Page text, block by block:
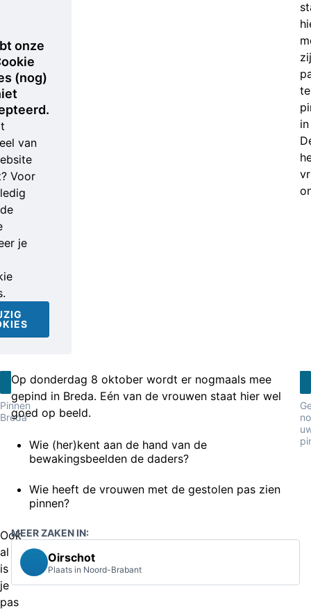
onze
(nog)
van
Voor
je
te
in
Pinnen
Breda
Op donderdag 8 oktober wordt er nogmaals mee
gepind in Breda. Eén van de vrouwen staat hier wel
goed op beeld.
Wie (her)kent aan de hand van de
bewakingsbeelden de daders?
Wie heeft de vrouwen met de gestolen pas zien
pinnen?
Ook
al
is
je
pas
MEER ZAKEN IN:
Oirschot
Plaats in Noord-Brabant